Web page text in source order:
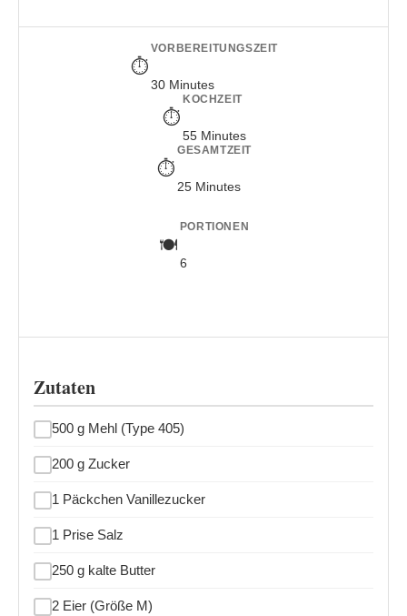
VORBEREITUNGSZEIT
30 Minutes
KOCHZEIT
55 Minutes
GESAMTZEIT
25 Minutes
PORTIONEN
6
Zutaten
500 g Mehl (Type 405)
200 g Zucker
1 Päckchen Vanillezucker
1 Prise Salz
250 g kalte Butter
2 Eier (Größe M)